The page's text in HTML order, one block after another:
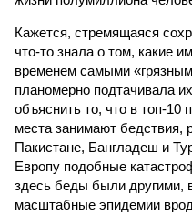
Кажется, стремящаяся
что-то знала о том, какие
временем самыми
планомерно подтачивала
объяснить то, что в топ-10
места занимают бедствия,
Пакистане, Бангладеш и
Европу подобные
здесь беды были другими,
масштабные эпидемии